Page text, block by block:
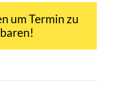
um Termin zu